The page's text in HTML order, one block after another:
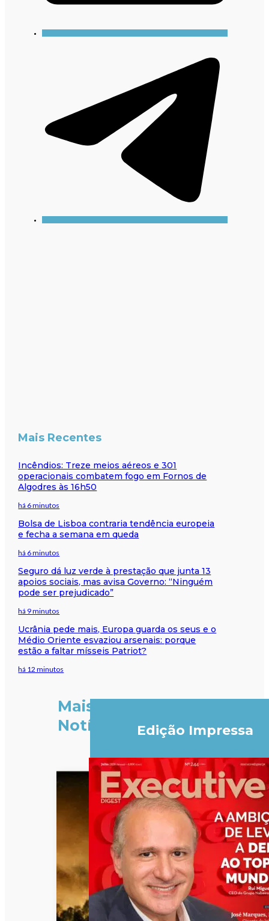
Mais Recentes
Incêndios: Treze meios aéreos e 301
operacionais combatem fogo em Fornos de
Algodres às 16h50
há 6 minutos
Bolsa de Lisboa contraria tendência europeia
e fecha a semana em queda
há 6 minutos
Seguro dá luz verde à prestação que junta 13
apoios sociais, mas avisa Governo: “Ninguém
pode ser prejudicado”
há 9 minutos
Ucrânia pede mais, Europa guarda os seus e o
Médio Oriente esvaziou arsenais: porque
estão a faltar mísseis Patriot?
há 12 minutos
Mais
Notícias
Edição Impressa